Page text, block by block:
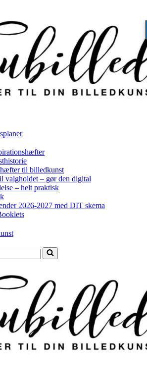
til billedkunst
valgholdet – gør den digital
– helt praktisk
2026-2027 med DIT skema